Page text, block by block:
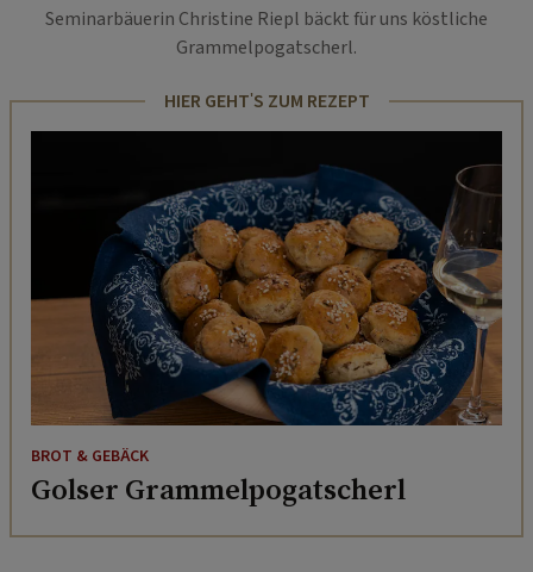
Seminarbäuerin Christine Riepl bäckt für uns köstliche
Grammelpogatscherl.
HIER GEHT'S ZUM REZEPT
BROT & GEBÄCK
Golser Grammelpogatscherl